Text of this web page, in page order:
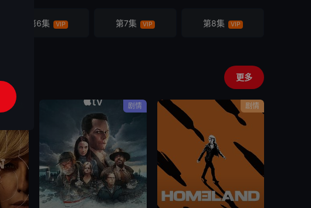
第6集 VIP 第7集 VIP 第8集 VIP
更多
剧情 剧情 剧情